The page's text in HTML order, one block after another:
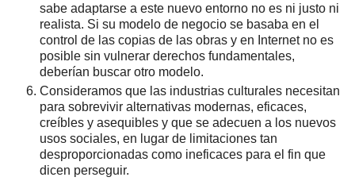
sabe adaptarse a este nuevo entorno no es ni justo ni
realista. Si su modelo de negocio se basaba en el
control de las copias de las obras y en Internet no es
posible sin vulnerar derechos fundamentales,
deberían buscar otro modelo.
Consideramos que las industrias culturales necesitan
para sobrevivir alternativas modernas, eficaces,
creíbles y asequibles y que se adecuen a los nuevos
usos sociales, en lugar de limitaciones tan
desproporcionadas como ineficaces para el fin que
dicen perseguir.